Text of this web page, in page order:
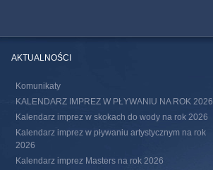
AKTUALNOŚCI
Komunikaty
KALENDARZ IMPREZ W PŁYWANIU NA ROK 2026
Kalendarz imprez w skokach do wody na rok 2026
Kalendarz imprez w pływaniu artystycznym na rok
2026
Kalendarz imprez Masters na rok 2026